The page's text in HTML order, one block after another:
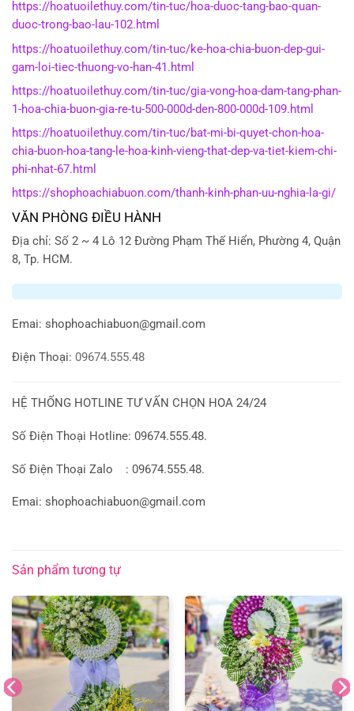
https://hoatuoilethuy.com/tin-tuc/hoa-duoc-tang-bao-quan-
duoc-trong-bao-lau-102.html
https://hoatuoilethuy.com/tin-tuc/ke-hoa-chia-buon-dep-gui-
gam-loi-tiec-thuong-vo-han-41.html
https://hoatuoilethuy.com/tin-tuc/gia-vong-hoa-dam-tang-phan-
1-hoa-chia-buon-gia-re-tu-500-000d-den-800-000d-109.html
https://hoatuoilethuy.com/tin-tuc/bat-mi-bi-quyet-chon-hoa-
chia-buon-hoa-tang-le-hoa-kinh-vieng-that-dep-va-tiet-kiem-chi-
phi-nhat-67.html
https://shophoachiabuon.com/thanh-kinh-phan-uu-nghia-la-gi/
VĂN PHÒNG ĐIỀU HÀNH
Địa chỉ: Số 2 ~ 4 Lô 12 Đường Phạm Thế Hiển, Phường 4, Quận
8, Tp. HCM.
Emai: shophoachiabuon@gmail.com
Điện Thoại: 09674.555.48
HỆ THỐNG HOTLINE TƯ VẤN CHỌN HOA 24/24
Số Điện Thoại Hotline: 09674.555.48.
Số Điện Thoại Zalo : 09674.555.48.
Emai: shophoachiabuon@gmail.com
Sản phẩm tương tự